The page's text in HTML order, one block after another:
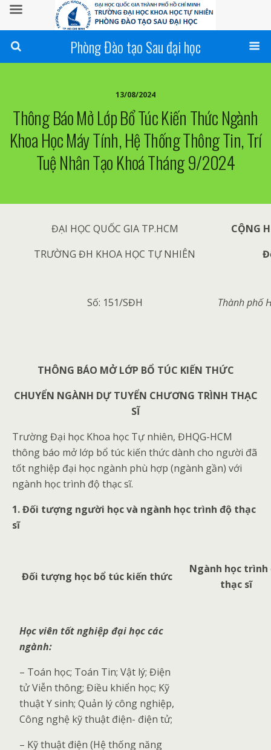
Phòng Đào tạo Sau đại học
13/08/2024
Thông Báo Mở Lớp Bổ Túc Kiến Thức Ngành
Khoa Học Máy Tính, Hệ Thống Thông Tin, Trí
Tuệ Nhân Tạo Khoá Tháng 9/2024
ĐẠI HỌC QUỐC GIA TP.HCM
TRƯỜNG ĐH KHOA HỌC TỰ NHIÊN
CỘNG
Số: 151/SĐH Thành phố
THÔNG BÁO MỞ LỚP BỔ TÚC KIẾN THỨC
CHUYỂN NGÀNH DỰ TUYỂN CHƯƠNG TRÌNH THẠC
SĨ
Trường Đại học Khoa học Tự nhiên, ĐHQG-HCM
thông báo mở lớp bổ túc kiến thức dành cho người đã
tốt nghiệp đại học ngành phù hợp (ngành gần) với
ngành học trình độ thạc sĩ.
1. Đối tượng người học và ngành học trình độ thạc
sĩ
Đối tượng học bổ túc kiến thức
Ngành học trình
thạc sĩ
Học viên tốt nghiệp đại học các
ngành:
– Toán học; Toán Tin; Vật lý; Điện
tử Viễn thông; Điều khiển học; Kỹ
thuật Y sinh; Quản lý công nghiệp,
Công nghệ kỹ thuật điện- điện tử;
– Kỹ thuật điện (Hệ thống năng